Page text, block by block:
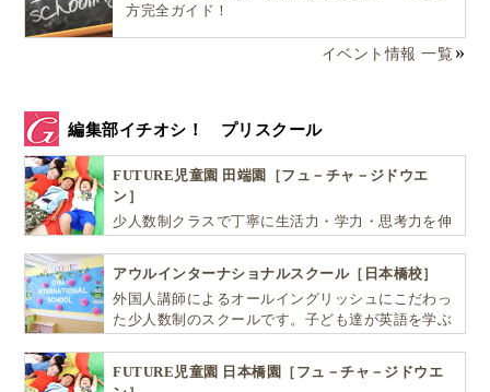
方完全ガイド！
イベント情報 一覧
編集部イチオシ！ プリスクール
FUTURE児童園 田端園［フュ－チャ－ジドウエ
ン］
少人数制クラスで丁寧に生活力・学力・思考力を伸
アウルインターナショナルスクール［日本橋校］
外国人講師によるオールイングリッシュにこだわっ
た少人数制のスクールです。子ども達が英語を学ぶ
FUTURE児童園 日本橋園［フュ－チャ－ジドウエ